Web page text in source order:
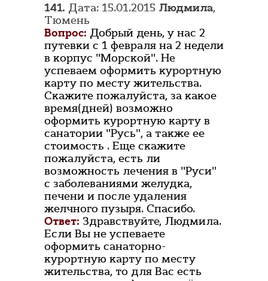
141. Дата: 15.01.2015 Людмила,
Тюмень
Вопрос: Добрый день, у нас 2
путевки с 1 февраля на 2 недели
в корпус "Морской". Не
успеваем оформить курортную
карту по месту жительства.
Скажите пожалуйста, за какое
время(дней) возможно
оформить курортную карту в
санатории "Русь", а также ее
стоимость . Еще скажите
пожалуйста, есть ли
возможность лечения в "Руси"
с заболеваниями желудка,
печени и после удаления
желчного пузыря. Спасибо.
Ответ: Здравствуйте, Людмила.
Если Вы не успеваете
оформить санаторно-
курортную карту по месту
жительства, то для Вас есть